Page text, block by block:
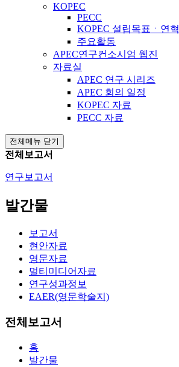
KOPEC
PECC
KOPEC 설립목표ㆍ연혁
주요활동
APEC연구컨소시엄 웹진
자료실
APEC 연구 시리즈
APEC 회의 일정
KOPEC 자료
PECC 자료
전체메뉴 닫기
전체보고서
연구보고서
발간물
보고서
현안자료
영문자료
멀티미디어자료
연구성과정보
EAER(영문학술지)
전체보고서
홈
발간물